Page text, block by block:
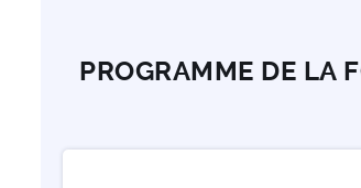
PROGRAMME DE LA